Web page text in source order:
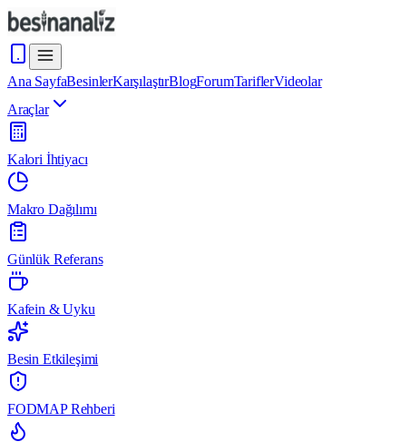
Ana SayfaBesinlerKarşılaştırBlogForumTariflerVideolar
Araçlar
Kalori İhtiyacı
Makro Dağılımı
Günlük Referans
Kafein & Uyku
Besin Etkileşimi
FODMAP Rehberi